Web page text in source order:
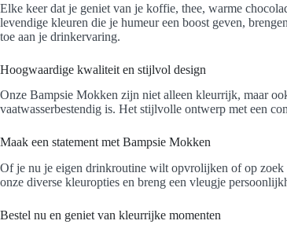
Elke keer dat je geniet van je koffie, thee, warme
levendige kleuren die je humeur een boost geven,
toe aan je drinkervaring.
Hoogwaardige kwaliteit en stijlvol design
Onze Bampsie Mokken zijn niet alleen kleurrijk, maar
vaatwasserbestendig is. Het stijlvolle ontwerp met een
Maak een statement met Bampsie Mokken
Of je nu je eigen drinkroutine wilt opvrolijken of op
onze diverse kleuropties en breng een vleugje
Bestel nu en geniet van kleurrijke momenten